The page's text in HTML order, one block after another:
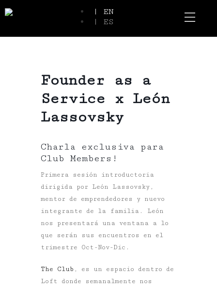
| EN
| ES
Founder as a
Service x León
Lassovsky
Charla exclusiva para
Club Members!
Primera sesión introductoria
dirigida por León Lassovsky,
mentor de emprendedores y nuevo
integrante de la familia. León
nos presentará una ventana a lo
que serán sus encuentros en el
trimestre Oct-Nov-Dic.
The Club , es un espacio dentro de
Loft donde semanalmente nos